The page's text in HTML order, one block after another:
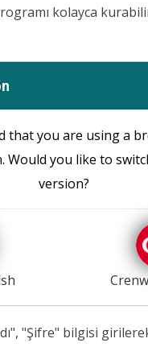
kolayca
için şunları bilmeniz
olarak adlandırılır);
kontrol
"Şifre" bilgisi
that you are using a
you like to
version?